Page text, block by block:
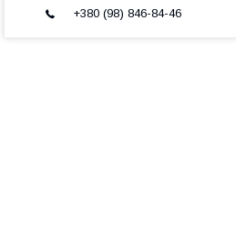
+380 (98) 846-84-46